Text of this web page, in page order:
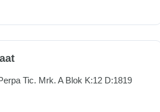
Tic. Mrk. A Blok K:12 D:1819